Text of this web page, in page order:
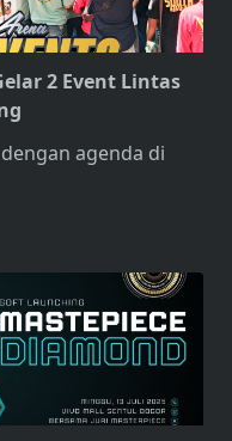
2 Event Lintas
agenda di